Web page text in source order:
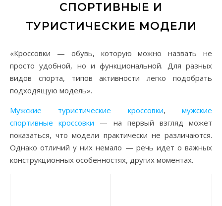
СПОРТИВНЫЕ И
ТУРИСТИЧЕСКИЕ МОДЕЛИ
20.09.2018
«Кроссовки — обувь, которую можно назвать не
просто удобной, но и функциональной. Для разных
видов спорта, типов активности легко подобрать
подходящую модель».
Мужские туристические кроссовки,мужские
спортивные кроссовки — на первый взгляд может
показаться, что модели практически не различаются.
Однако отличий у них немало — речь идет о важных
конструкционных особенностях, других моментах.